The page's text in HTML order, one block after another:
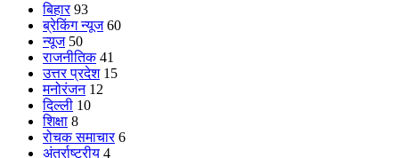
बिहार 93
ब्रेकिंग न्यूज 60
न्यूज 50
राजनीतिक 41
उत्तर प्रदेश 15
मनोरंजन 12
दिल्ली 10
शिक्षा 8
रोचक समाचार 6
अंतर्राष्ट्रीय 4